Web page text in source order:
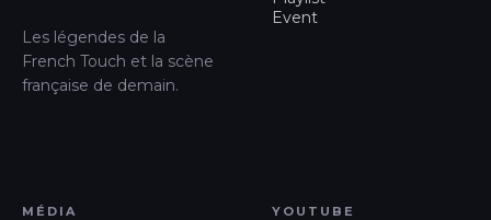
Les légendes de la
French Touch et la scène
française de demain.
Event
MÉDIA YOUTUBE